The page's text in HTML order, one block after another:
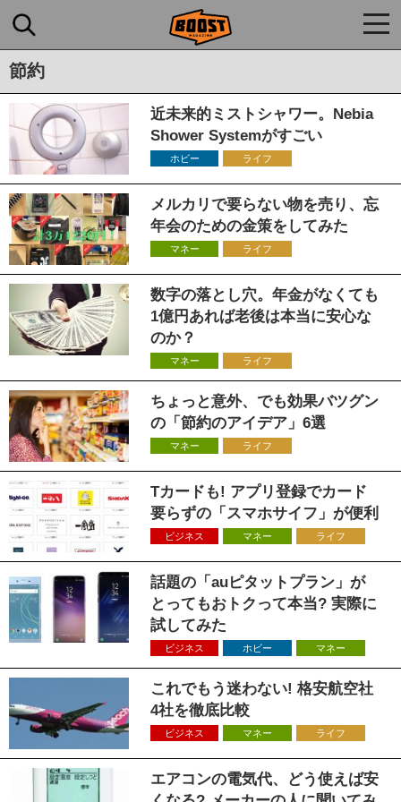
節約
近未来的ミストシャワー。Nebia
Shower Systemがすごい
ホビー ライフ
メルカリで要らない物を売り、忘
年会のための金策をしてみた
マネー ライフ
数字の落とし穴。年金がなくても
1億円あれば老後は本当に安心な
のか？
マネー ライフ
ちょっと意外、でも効果バツグン
の「節約のアイデア」6選
マネー ライフ
Tカードも! アプリ登録でカード
要らずの「スマホサイフ」が便利
ビジネス マネー ライフ
話題の「auピタットプラン」が
とってもおトクって本当? 実際に
試してみた
ビジネス ホビー マネー
これでもう迷わない! 格安航空社
4社を徹底比較
ビジネス マネー ライフ
エアコンの電気代、どう使えば安